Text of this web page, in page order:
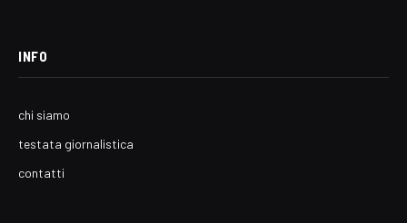
INFO
chi siamo
testata giornalistica
contatti